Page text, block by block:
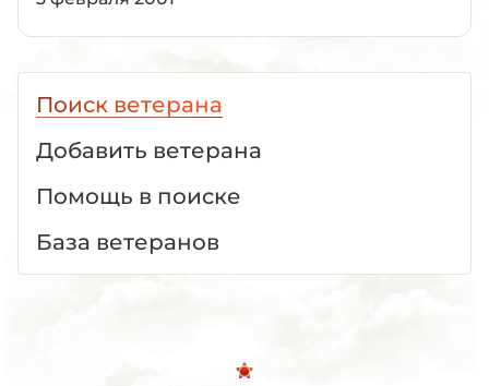
Поиск ветерана
Добавить ветерана
Помощь в поиске
База ветеранов